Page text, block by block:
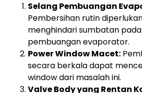
Selang Pembuangan
Pembersihan rutin
menghindari sumbatan
pembuangan evaporator.
Power Window Macet:
secara berkala dapat
window dari masalah ini.
Valve Body yang Rentan